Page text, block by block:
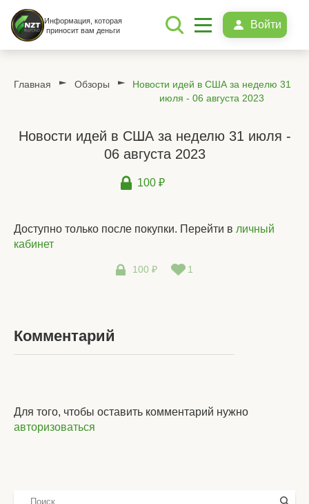
Информация, которая
приносит вам деньги
Войти
Главная Обзоры
Новости идей в США за неделю 31
июля - 06 августа 2023
Новости идей в США за неделю 31 июля -
06 августа 2023
100 ₽
Доступно только после покупки. Перейти в личный
кабинет
100 ₽ 1
Комментарий
Для того, чтобы оставить комментарий нужно
авторизоваться